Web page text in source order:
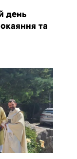
день
та